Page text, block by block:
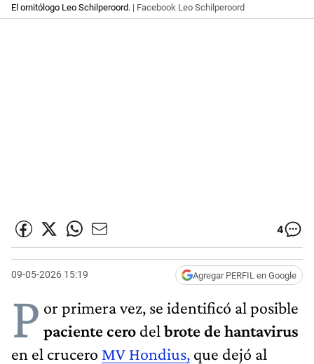
El ornitólogo Leo Schilperoord. | Facebook Leo Schilperoord
4
09-05-2026 15:19 Agregar PERFIL en Google
P or primera vez, se identificó al posible
paciente cero del brote dehantavirus
en el crucero MV Hondius, que dejó al